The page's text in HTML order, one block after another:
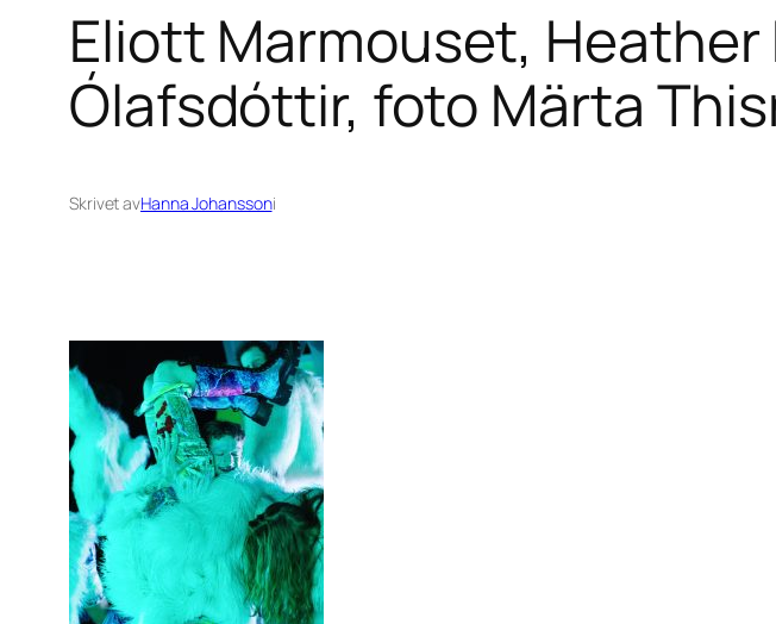
Eliott Marmouset, Heather
Ólafsdóttir, foto Märta
Skrivet avHanna Johanssoni